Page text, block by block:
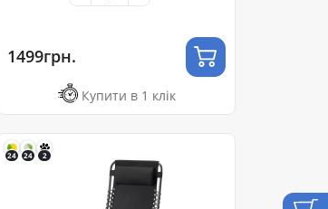
1499грн.
Купити в 1 клік
24 24 2